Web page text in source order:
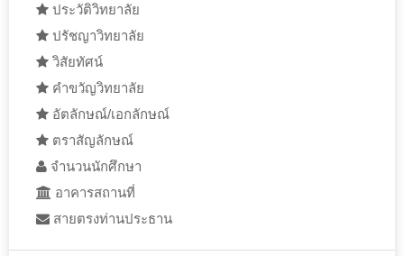
ประวัติวิทยาลัย
ปรัชญาวิทยาลัย
วิสัยทัศน์
คำขวัญวิทยาลัย
อัตลักษณ์/เอกลักษณ์
ตราสัญลักษณ์
จำนวนนักศึกษา
อาคารสถานที่
สายตรงท่านประธาน